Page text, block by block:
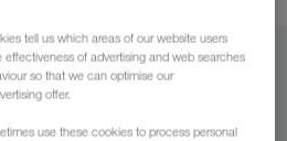
tell us which areas of our website users
of advertising and web searches
so that we can optimise our
offer.
use these cookies to process personal